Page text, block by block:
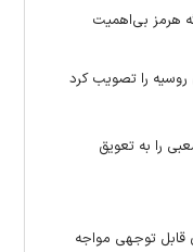
هرمز بی‌اهمیت
روسیه را تصویب کرد
را به تعویق
قابل توجهی مواجه